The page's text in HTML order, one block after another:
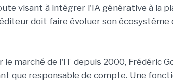
visant à intégrer l'IA générative à la
doit faire évoluer son
le marché de l'IT depuis 2000, Frédéric
que responsable de compte. Une